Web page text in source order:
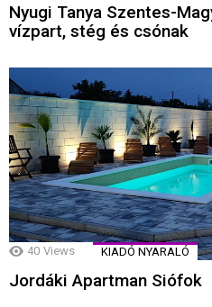
Nyugi Tanya Szentes-
vízpart, stég és csónak
40 Views KIADÓ NYARALÓ
Jordáki Apartman Siófok